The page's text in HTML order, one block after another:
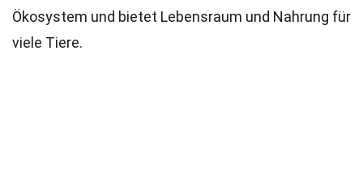
Ökosystem und bietet Lebensraum und Nahrung für
viele Tiere.